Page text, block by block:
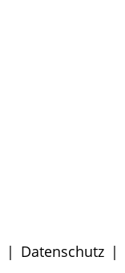
| Datenschutz |